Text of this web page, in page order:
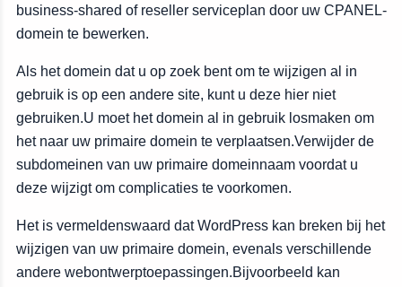
business-shared of reseller serviceplan door uw CPANEL-
domein te bewerken.
Als het domein dat u op zoek bent om te wijzigen al in
gebruik is op een andere site, kunt u deze hier niet
gebruiken.U moet het domein al in gebruik losmaken om
het naar uw primaire domein te verplaatsen.Verwijder de
subdomeinen van uw primaire domeinnaam voordat u
deze wijzigt om complicaties te voorkomen.
Het is vermeldenswaard dat WordPress kan breken bij het
wijzigen van uw primaire domein, evenals verschillende
andere webontwerptoepassingen.Bijvoorbeeld kan